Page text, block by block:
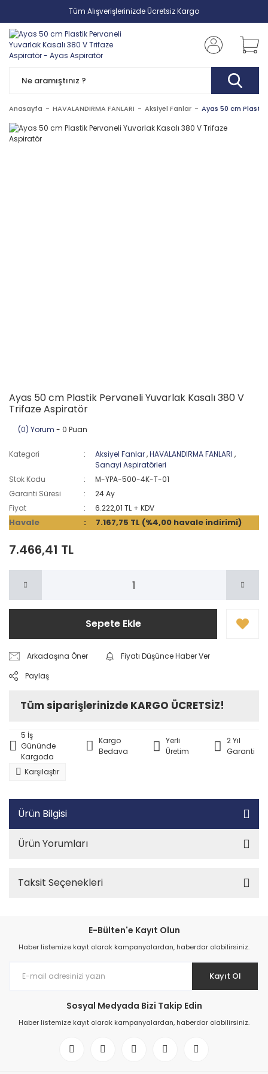
Tüm Alışverişlerinizde Ücretsiz Kargo
Anasayfa HAVALANDIRMA FANLARI Aksiyel Fanlar Ayas 50 cm Plastik
Ayas 50 cm Plastik Pervaneli Yuvarlak Kasalı 380 V
Trifaze Aspiratör
(0) Yorum - 0 Puan
Kategori Aksiyel Fanlar,HAVALANDIRMA FANLARI ,
Sanayi Aspiratörleri
Stok Kodu
M-YPA-500-4K-T-01
Garanti Süresi
24 Ay
Fiyat
6.222,01 TL + KDV
Havale 7.167,75 TL (%4,00 havale indirimi)
7.466,41 TL
Sepete Ekle
Arkadaşına Öner
Fiyatı Düşünce Haber Ver
Paylaş
Tüm siparişlerinizde KARGO ÜCRETSİZ!
5 İş
Gününde
Kargoda
Kargo
Bedava
Yerli
Üretim
2 Yıl
Garanti
Karşılaştır
Ürün Bilgisi
Ürün Yorumları
Taksit Seçenekleri
E-Bülten'e Kayıt Olun
Haber listemize kayıt olarak kampanyalardan, haberdar olabilirsiniz.
Kayıt Ol
Sosyal Medyada Bizi Takip Edin
Haber listemize kayıt olarak kampanyalardan, haberdar olabilirsiniz.